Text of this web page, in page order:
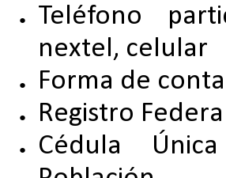
Teléfono
nextel, celular
Forma de
Registro
Cédula